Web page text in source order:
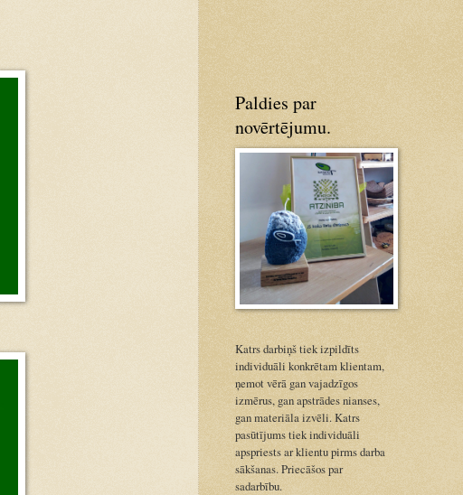
Paldies par
novērtējumu.
Katrs darbiņš tiek izpildīts
individuāli konkrētam klientam,
ņemot vērā gan vajadzīgos
izmērus, gan apstrādes nianses,
gan materiāla izvēli. Katrs
pasūtījums tiek individuāli
apspriests ar klientu pirms darba
sākšanas. Priecāšos par
sadarbību.